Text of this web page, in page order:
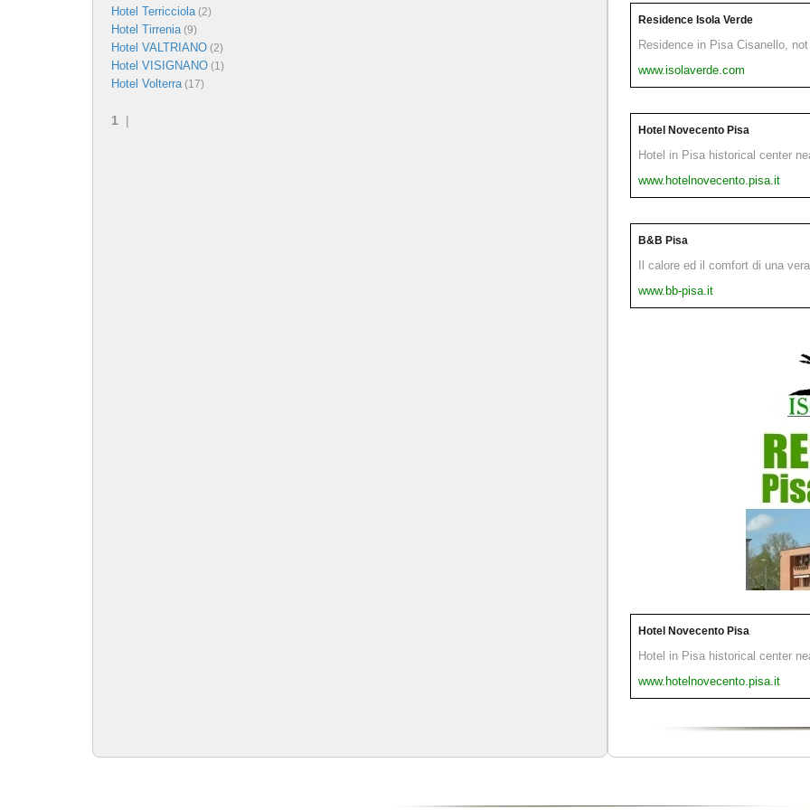
Hotel Terricciola(2)
Hotel Tirrenia(9)
Hotel VALTRIANO (2)
Hotel VISIGNANO (1)
Hotel Volterra(17)
1 |
Residence Isola Verde
Residence in Pisa Cisanello,
www.isolaverde.com
Hotel Novecento Pisa
Hotel in Pisa historical center
www.hotelnovecento.pisa.it
B&B Pisa
Il calore ed il comfort di una
www.bb-pisa.it
Hotel Novecento Pisa
Hotel in Pisa historical center
www.hotelnovecento.pisa.it